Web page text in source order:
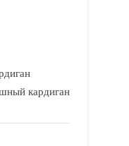
кардиган